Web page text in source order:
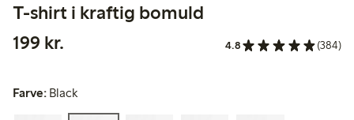
T-shirt i kraftig bomuld
199 kr.
4.8 (384)
Farve: Black